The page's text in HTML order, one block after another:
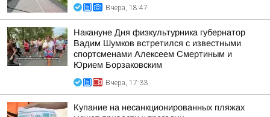
Вчера, 18:47
Накануне Дня физкультурника губернатор
Вадим Шумков встретился с известными
спортсменами Алексеем Смертиным и
Юрием Борзаковским
Вчера, 17:33
Купание на несанкционированных пляжах